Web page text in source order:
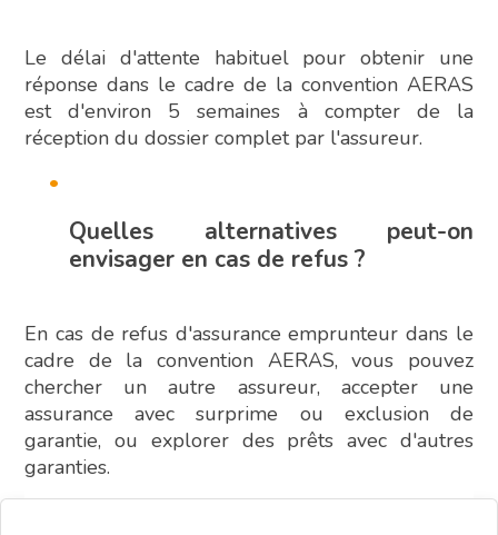
Le délai d'attente habituel pour obtenir une
réponse dans le cadre de la convention AERAS
est d'environ 5 semaines à compter de la
réception du dossier complet par l'assureur.
Quelles alternatives peut-on
envisager en cas de refus ?
En cas de refus d'assurance emprunteur dans le
cadre de la convention AERAS, vous pouvez
chercher un autre assureur, accepter une
assurance avec surprime ou exclusion de
garantie, ou explorer des prêts avec d'autres
garanties.